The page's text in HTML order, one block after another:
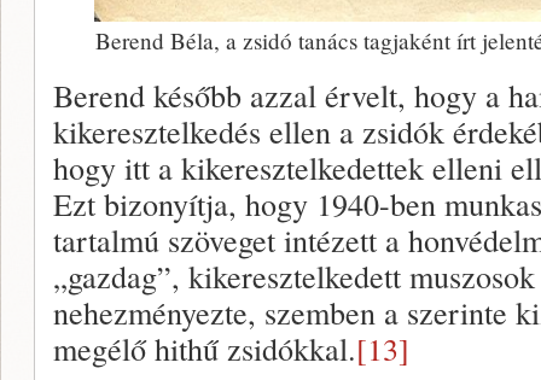
Berend Béla, a zsidó tanács tagjaként írt
Berend később azzal érvelt, hogy a
kikeresztelkedés ellen a zsidók
hogy itt a kikeresztelkedettek elleni
Ezt bizonyítja, hogy 1940-ben
tartalmú szöveget intézett a
„gazdag”, kikeresztelkedett
nehezményezte, szemben a szerinte
megélő hithű zsidókkal.[13]